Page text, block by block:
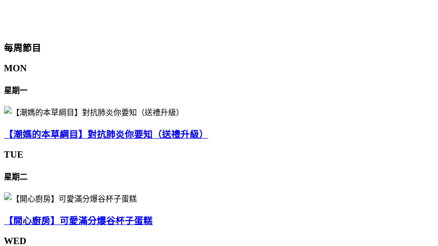
每周節目
MON
星期一
【潮媽的本草綱目】對抗肺炎你要知（送禮升級）
TUE
星期二
【開心廚房】可愛滿分爆谷杯子蛋糕
WED